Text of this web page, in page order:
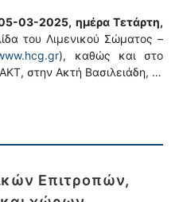
03-2025, ημέρα Τετάρτη,
του Λιμενικού Σώματος –
), καθώς και στο
στην Ακτή Βασιλειάδη, …
Επιτροπών,